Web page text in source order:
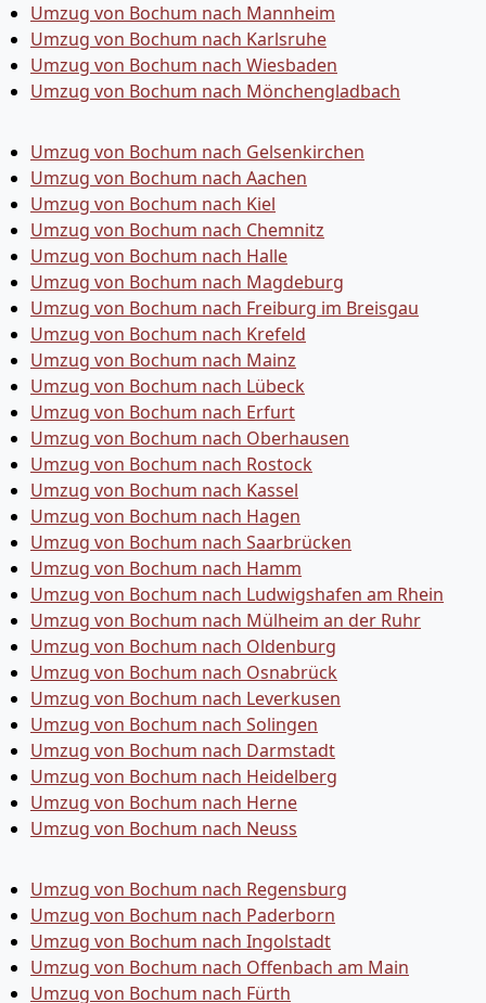
Umzug von Bochum nach Mannheim
Umzug von Bochum nach Karlsruhe
Umzug von Bochum nach Wiesbaden
Umzug von Bochum nach Mönchen­gladbach
Umzug von Bochum nach Gelsenkirchen
Umzug von Bochum nach Aachen
Umzug von Bochum nach Kiel
Umzug von Bochum nach Chemnitz
Umzug von Bochum nach Halle
Umzug von Bochum nach Magdeburg
Umzug von Bochum nach Freiburg im Breisgau
Umzug von Bochum nach Krefeld
Umzug von Bochum nach Mainz
Umzug von Bochum nach Lübeck
Umzug von Bochum nach Erfurt
Umzug von Bochum nach Oberhausen
Umzug von Bochum nach Rostock
Umzug von Bochum nach Kassel
Umzug von Bochum nach Hagen
Umzug von Bochum nach Saarbrücken
Umzug von Bochum nach Hamm
Umzug von Bochum nach Ludwigshafen am Rhein
Umzug von Bochum nach Mülheim an der Ruhr
Umzug von Bochum nach Oldenburg
Umzug von Bochum nach Osnabrück
Umzug von Bochum nach Leverkusen
Umzug von Bochum nach Solingen
Umzug von Bochum nach Darmstadt
Umzug von Bochum nach Heidelberg
Umzug von Bochum nach Herne
Umzug von Bochum nach Neuss
Umzug von Bochum nach Regensburg
Umzug von Bochum nach Paderborn
Umzug von Bochum nach Ingolstadt
Umzug von Bochum nach Offenbach am Main
Umzug von Bochum nach Fürth